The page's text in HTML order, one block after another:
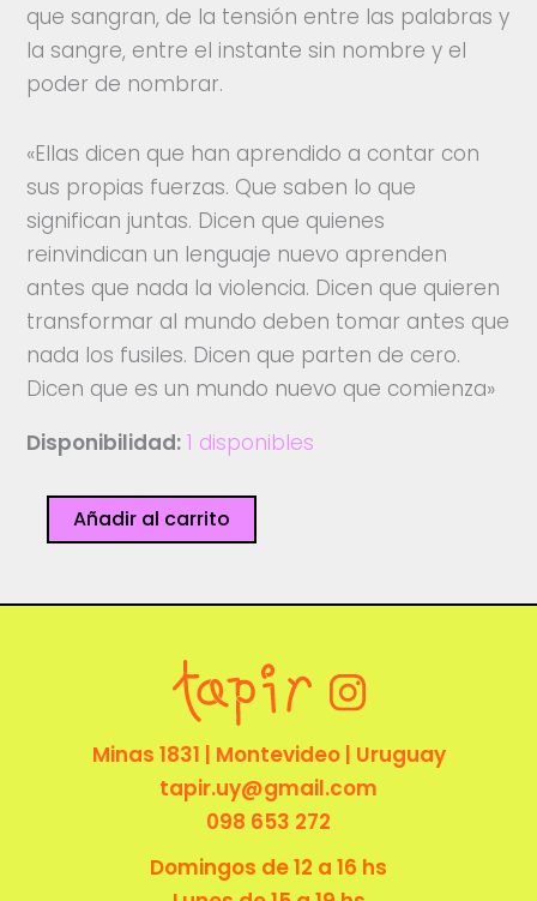
que sangran, de la tensión entre las palabras y
la sangre, entre el instante sin nombre y el
poder de nombrar.
«Ellas dicen que han aprendido a contar con
sus propias fuerzas. Que saben lo que
significan juntas. Dicen que quienes
reinvindican un lenguaje nuevo aprenden
antes que nada la violencia. Dicen que quieren
transformar al mundo deben tomar antes que
nada los fusiles. Dicen que parten de cero.
Dicen que es un mundo nuevo que comienza»
Disponibilidad: 1 disponibles
Guerrilleras
cantidad
Añadir al carrito
Minas 1831 | Montevideo | Uruguay
tapir.uy@gmail.com
098 653 272
Domingos de 12 a 16 hs